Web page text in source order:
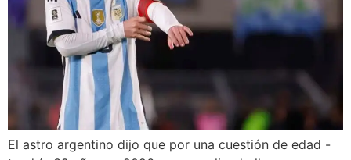
El astro argentino dijo que por una cuestión de edad -